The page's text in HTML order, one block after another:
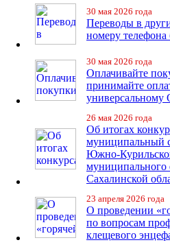
30 мая 2026 года
Переводы в
номеру телефона
30 мая 2026 года
Оплачивайте
принимайте
универсальному
26 мая 2026 года
Об итогах
муниципальный
Южно-
муниципального
Сахалинской
23 апреля 2026 года
О проведении
по вопросам
клещевого